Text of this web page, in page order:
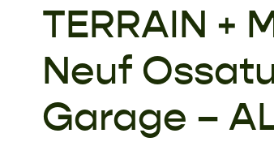
TERRAIN +
Neuf
Garage –